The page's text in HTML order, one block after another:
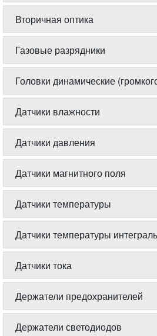
Вторичная оптика
Газовые разрядники
Головки динамические
Датчики влажности
Датчики давления
Датчики магнитного поля
Датчики температуры
Датчики температуры
Датчики тока
Держатели предохранителей
Держатели светодиодов